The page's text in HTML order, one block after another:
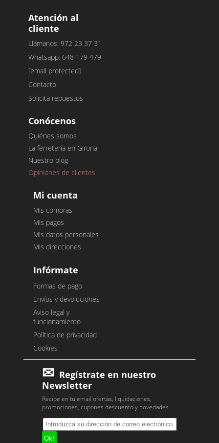
Atención al
cliente
Llámanos: 972 23 37 31
Whatsapp: 648 179 479
[email protected]
Contacto
Solicita repuestos
Conócenos
Quiénes somos
La ferretería en Girona
Nuestro blog
Opiniones de clientes
Mi cuenta
Mis compras
Mis pagos
Mis datos personales
Mis direcciones
Infórmate
Formas de pago
Envíos y devoluciones
Aviso legal y
funcionamiento
Política de privacidad
Cookies
Regístrate en nuestro
Newsletter
Recibe en tu email ofertas, liquidaciones,
promociones, cupones descuento y novedades.